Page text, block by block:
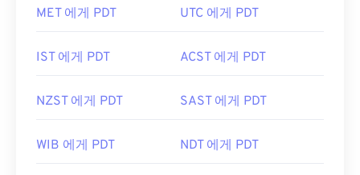
MET 에게 PDT UTC 에게 PDT
IST 에게 PDT ACST 에게 PDT
NZST 에게 PDT SAST 에게 PDT
WIB 에게 PDT NDT 에게 PDT